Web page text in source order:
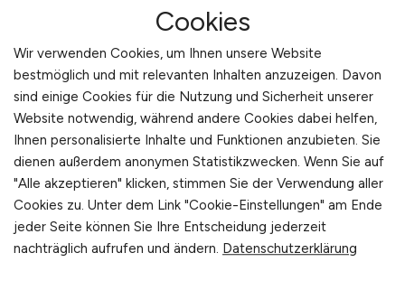
Abgeschlossene IT-Ausbildung oder
vergleichbares Studium mit
fundierter Berufserfahrung im IT-
Bereich
Fundierte Kenntnisse in DHCP, Azure
und Cloud Migration sowie ein breites
Verständnis für IT-Infrastrukturthemen
Analytisches und lösungsorientiertes
Cookies
Wir verwenden Cookies, um Ihnen unsere Website
bestmöglich und mit relevanten Inhalten anzuzeigen. Davon
sind einige Cookies für die Nutzung und Sicherheit unserer
Website notwendig, während andere Cookies dabei helfen,
Ihnen personalisierte Inhalte und Funktionen anzubieten. Sie
dienen außerdem anonymen Statistikzwecken. Wenn Sie auf
"Alle akzeptieren" klicken, stimmen Sie der Verwendung aller
Cookies zu. Unter dem Link "Cookie-Einstellungen" am Ende
jeder Seite können Sie Ihre Entscheidung jederzeit
nachträglich aufrufen und ändern. Datenschutzerklärung